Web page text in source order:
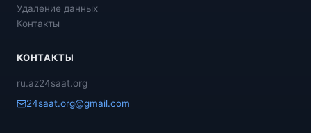
Удаление данных
Контакты
КОНТАКТЫ
ru.az24saat.org
24saat.org@gmail.com